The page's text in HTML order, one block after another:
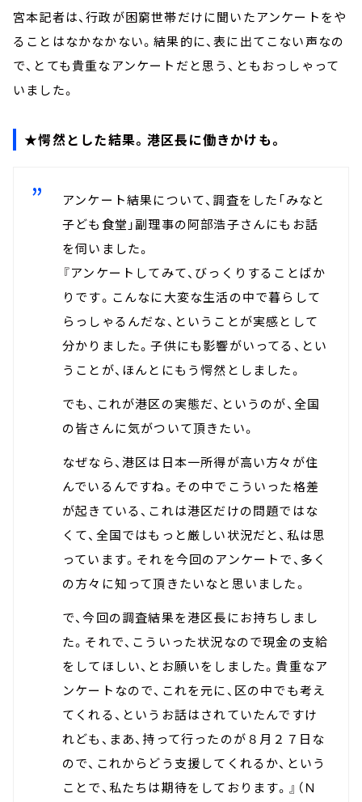
宮本記者は、行政が困窮世帯だけに聞いたアンケートをや
ることはなかなかない。結果的に、表に出てこない声なの
で、とても貴重なアンケートだと思う、ともおっしゃって
いました。
★愕然とした結果。港区長に働きかけも。
アンケート結果について、調査をした「みなと
子ども食堂」副理事の阿部浩子さんにもお話
を伺いました。
『アンケートしてみて、びっくりすることばか
りです。こんなに大変な生活の中で暮らして
らっしゃるんだな、ということが実感として
分かりました。子供にも影響がいってる、とい
うことが、ほんとにもう愕然としました。
でも、これが港区の実態だ、というのが、全国
の皆さんに気がついて頂きたい。
なぜなら、港区は日本一所得が高い方々が住
んでいるんですね。その中でこういった格差
が起きている、これは港区だけの問題ではな
くて、全国ではもっと厳しい状況だと、私は思
っています。それを今回のアンケートで、多く
の方々に知って頂きたいなと思いました。
で、今回の調査結果を港区長にお持ちしまし
た。それで、こういった状況なので現金の支給
をしてほしい、とお願いをしました。貴重なア
ンケートなので、これを元に、区の中でも考え
てくれる、というお話はされていたんですけ
れども、まあ、持って行ったのが８月２７日な
ので、これからどう支援してくれるか、という
ことで、私たちは期待をしております。』（Ｎ